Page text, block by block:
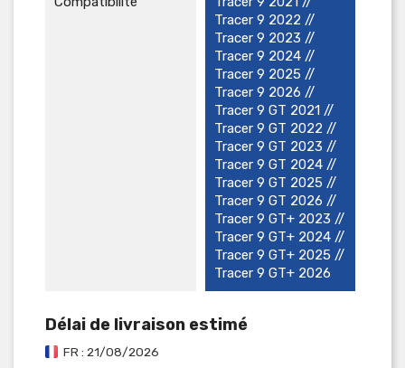
Tracer 9 2022 //
Tracer 9 2023 //
Tracer 9 2024 //
Tracer 9 2025 //
Tracer 9 2026 //
Tracer 9 GT 2021 //
Tracer 9 GT 2022 //
Tracer 9 GT 2023 //
Tracer 9 GT 2024 //
Tracer 9 GT 2025 //
Tracer 9 GT 2026 //
Tracer 9 GT+ 2023 //
Tracer 9 GT+ 2024 //
Tracer 9 GT+ 2025 //
Tracer 9 GT+ 2026
Délai de livraison estimé
FR : 21/08/2026